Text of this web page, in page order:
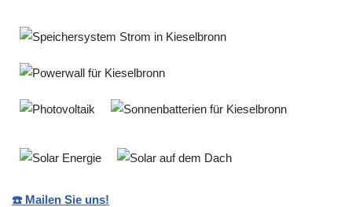
☎️ Mailen Sie uns!